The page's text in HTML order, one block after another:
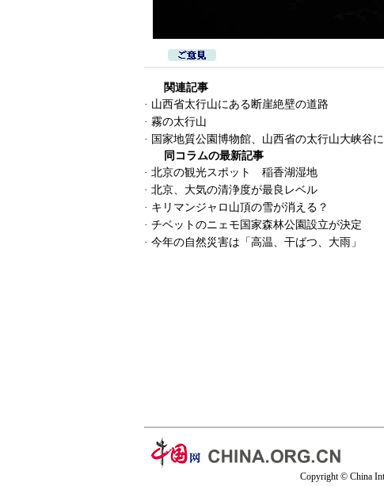
関連記事
· 山西省太行山にある断崖絶壁の道路
· 霧の太行山
· 国家地質公園博物館、山西省の太行山大峡谷に
同コラムの最新記事
· 北京の観光スポット 稲香湖湿地
· 北京、大気の清浄度が最良レベル
· キリマンジャロ山頂の雪が消える？
· チベットのニェモ国家森林公園設立が決定
· 今年の自然災害は「高温、干ばつ、大雨」